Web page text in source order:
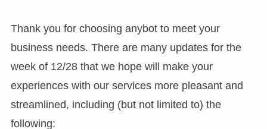
Thank you for choosing anybot to meet your
business needs. There are many updates for the
week of 12/28 that we hope will make your
experiences with our services more pleasant and
streamlined, including (but not limited to) the
following: